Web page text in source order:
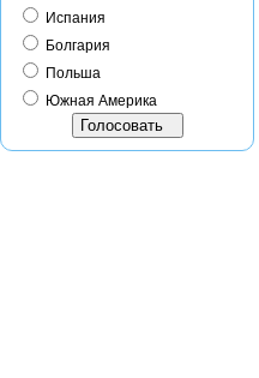
Испания
Болгария
Польша
Южная Америка